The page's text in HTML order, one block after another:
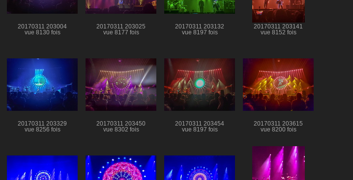
20170311 203004
vue 8130 fois
20170311 203025
vue 8177 fois
20170311 203132
vue 8197 fois
20170311 203141
vue 8152 fois
20170311 203329
vue 8256 fois
20170311 203450
vue 8302 fois
20170311 203454
vue 8197 fois
20170311 203615
vue 8200 fois